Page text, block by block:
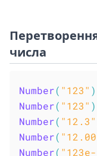
числа
Number( "123" )
Number( "123" )
Number( "12.3"
Number(
Number(